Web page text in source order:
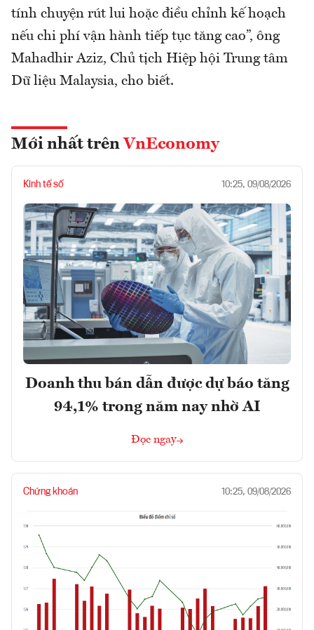
tính chuyện rút lui hoặc điều chỉnh kế hoạch
nếu chi phí vận hành tiếp tục tăng cao”, ông
Mahadhir Aziz, Chủ tịch Hiệp hội Trung tâm
Dữ liệu Malaysia, cho biết.
Mới nhất trên VnEconomy
Kinh tế số 10:25, 09/08/2026
Doanh thu bán dẫn được dự báo tăng
94,1% trong năm nay nhờ AI
Đọc ngay
Chứng khoán 10:25, 09/08/2026